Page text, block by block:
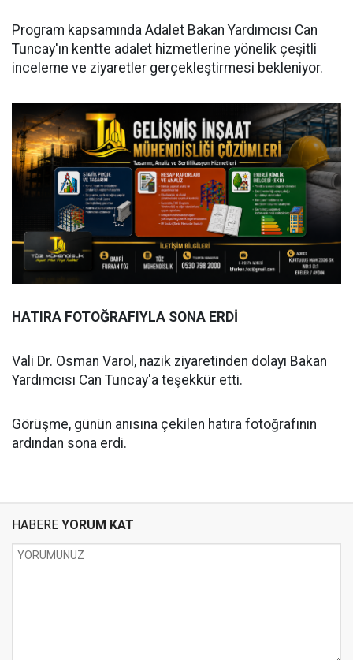
Program kapsamında Adalet Bakan Yardımcısı Can
Tuncay'ın kentte adalet hizmetlerine yönelik çeşitli
inceleme ve ziyaretler gerçekleştirmesi bekleniyor.
HATIRA FOTOĞRAFIYLA SONA ERDİ
Vali Dr. Osman Varol, nazik ziyaretinden dolayı Bakan
Yardımcısı Can Tuncay'a teşekkür etti.
Görüşme, günün anısına çekilen hatıra fotoğrafının
ardından sona erdi.
HABERE YORUM KAT